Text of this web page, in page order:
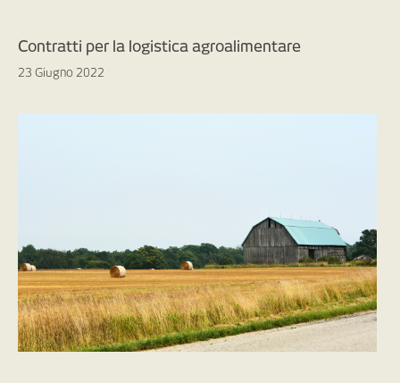
Contratti per la logistica agroalimentare
23 Giugno 2022